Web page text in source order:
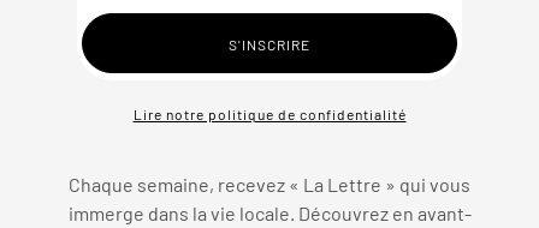
Lire notre politique de confidentialité
Chaque semaine, recevez « La Lettre » qui vous
immerge dans la vie locale. Découvrez en avant-